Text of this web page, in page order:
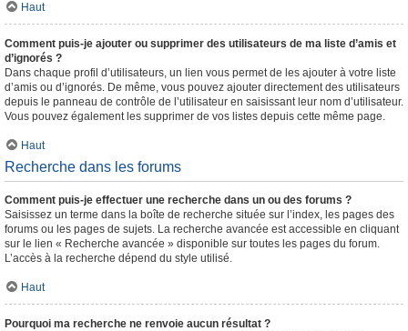
Haut
Comment puis-je ajouter ou supprimer des utilisateurs de ma liste d’amis et
d’ignorés ?
Dans chaque profil d’utilisateurs, un lien vous permet de les ajouter à votre liste
d’amis ou d’ignorés. De même, vous pouvez ajouter directement des utilisateurs
depuis le panneau de contrôle de l’utilisateur en saisissant leur nom d’utilisateur.
Vous pouvez également les supprimer de vos listes depuis cette même page.
Haut
Recherche dans les forums
Comment puis-je effectuer une recherche dans un ou des forums ?
Saisissez un terme dans la boîte de recherche située sur l’index, les pages des
forums ou les pages de sujets. La recherche avancée est accessible en cliquant
sur le lien « Recherche avancée » disponible sur toutes les pages du forum.
L’accès à la recherche dépend du style utilisé.
Haut
Pourquoi ma recherche ne renvoie aucun résultat ?